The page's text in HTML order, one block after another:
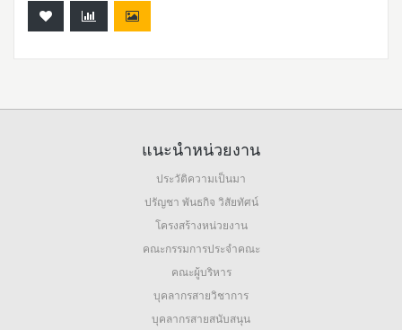
แนะนำหน่วยงาน
ประวัติความเป็นมา
ปรัญชา พันธกิจ วิสัยทัศน์
โครงสร้างหน่วยงาน
คณะกรรมการประจำคณะ
คณะผู้บริหาร
บุคลากรสายวิชาการ
บุคลากรสายสนับสนุน